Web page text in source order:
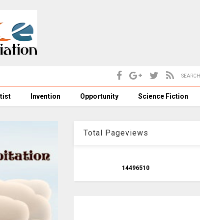
SEARCH
Invention Opportunity Science Fiction
Total Pageviews
1 449651 0